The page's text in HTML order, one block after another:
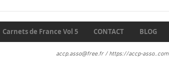
Carnets de France Vol 5 CONTACT BLOG
accp.asso@free.fr/ https://accp-asso..com